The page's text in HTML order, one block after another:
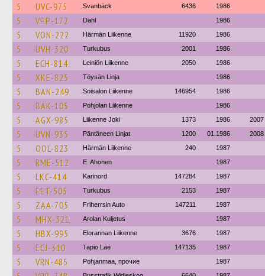
5 UVC-975 Svanbäck 6436 1986
5 VPP-172 Dahl 1986
5 VON-222 Härmän Liikenne 11920 1986
5 UVH-320 Turkubus 2001 1986
5 ECH-814 Leiniön Liikenne 2050 1986
5 XKE-825 Töysän Linja 1986
5 BAN-249 Soisalon Liikenne 146954 1986
5 BAK-105 Pohjolan Liikenne 1986
5 AGX-985 Liikenne Joki 1373 1986 2007
5 UVN-935 Päntäneen Linjat 1200 01.1986 2008
5 OOL-823 Härmän Liikenne 240 1987
5 RME-512 E. Ahonen 1987
5 LKC-414 Karinord 147284 1987
5 EET-505 Turkubus 2153 1987
5 ZAA-705 Friherrsin Auto 147211 1987
5 MHX-321 Arolan Kuljetus 1987
5 HBX-995 Elorannan Liikenne 3676 1987
5 ECJ-310 Tapio Lae 147135 1987
5 VRN-485 Pohjanmaa, прочие 1987